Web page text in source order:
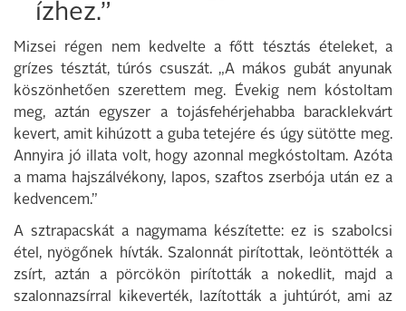
ízhez.”
Mizsei régen nem kedvelte a főtt tésztás ételeket, a
grízes tésztát, túrós csuszát. „A mákos gubát anyunak
köszönhetően szerettem meg. Évekig nem kóstoltam
meg, aztán egyszer a tojásfehérjehabba baracklekvárt
kevert, amit kihúzott a guba tetejére és úgy sütötte meg.
Annyira jó illata volt, hogy azonnal megkóstoltam. Azóta
a mama hajszálvékony, lapos, szaftos zserbója után ez a
kedvencem.”
A sztrapacskát a nagymama készítette: ez is szabolcsi
étel, nyögőnek hívták. Szalonnát pirítottak, leöntötték a
zsírt, aztán a pörcökön pirították a nokedlit, majd a
szalonnazsírral kikeverték, lazították a juhtúrót, ami az